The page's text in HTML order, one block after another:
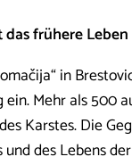
frühere
in
Mehr als 500
Karstes. Die
des Lebens